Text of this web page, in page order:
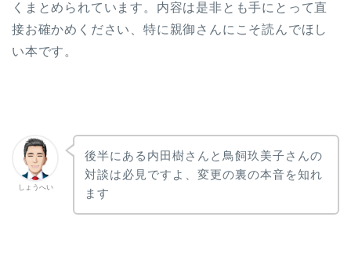
くまとめられています。内容は是非とも手にとって直
接お確かめください、特に親御さんにこそ読んでほし
い本です。
しょうへい
後半にある内田樹さんと鳥飼玖美子さんの
対談は必見ですよ、変更の裏の本音を知れ
ます